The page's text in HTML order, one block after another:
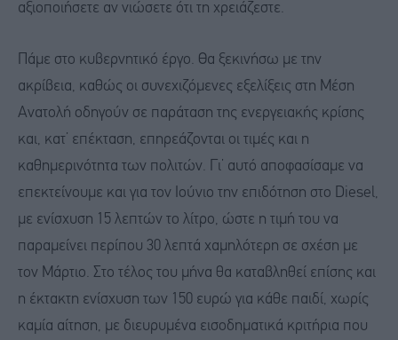
αξιοποιήσετε αν νιώσετε ότι τη χρειάζεστε.
Πάμε στο κυβερνητικό έργο. Θα ξεκινήσω με την
ακρίβεια, καθώς οι συνεχιζόμενες εξελίξεις στη Μέση
Ανατολή οδηγούν σε παράταση της ενεργειακής κρίσης
και, κατ’ επέκταση, επηρεάζονται οι τιμές και η
καθημερινότητα των πολιτών. Γι’ αυτό αποφασίσαμε να
επεκτείνουμε και για τον Ιούνιο την επιδότηση στο Diesel,
με ενίσχυση 15 λεπτών το λίτρο, ώστε η τιμή του να
παραμείνει περίπου 30 λεπτά χαμηλότερη σε σχέση με
τον Μάρτιο. Στο τέλος του μήνα θα καταβληθεί επίσης και
η έκτακτη ενίσχυση των 150 ευρώ για κάθε παιδί, χωρίς
καμία αίτηση, με διευρυμένα εισοδηματικά κριτήρια που